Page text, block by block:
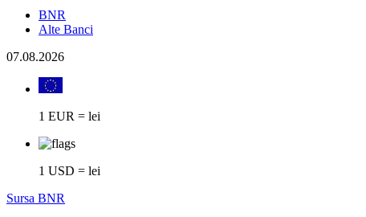
BNR
Alte Banci
07.08.2026
1 EUR = lei
1 USD = lei
Sursa BNR